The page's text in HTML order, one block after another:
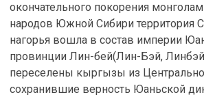
окончательного покорения
народов Южной Сибири территория
нагорья вошла в состав империи
провинции Лин-бей(Лин-Бэй,
переселены кыргызы из
сохранившие верность Юаньской